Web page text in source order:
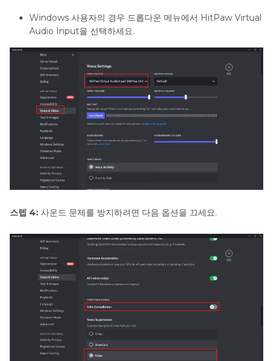
Windows 사용자의 경우 드롭다운 메뉴에서 HitPaw Virtual
Audio Input을 선택하세요.
스텝 4: 사운드 문제를 방지하려면 다음 옵션을 끄세요.